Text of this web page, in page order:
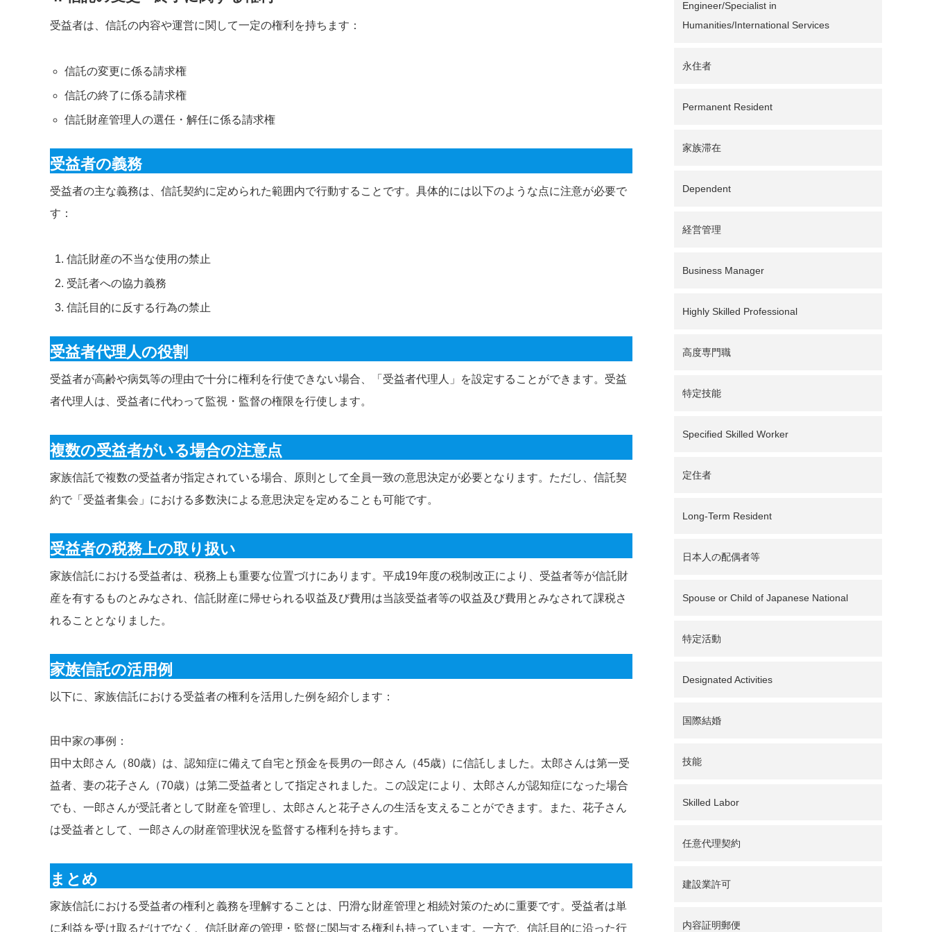
受益者は、信託の内容や運営に関して一定の権利を持ちます：
信託の変更に係る請求権
信託の終了に係る請求権
信託財産管理人の選任・解任に係る請求権
受益者の義務
受益者の主な義務は、信託契約に定められた範囲内で行動することです。具体的には以下のような点に注意が必要で
す：
信託財産の不当な使用の禁止
受託者への協力義務
信託目的に反する行為の禁止
受益者代理人の役割
受益者が高齢や病気等の理由で十分に権利を行使できない場合、「受益者代理人」を設定することができます。受益
者代理人は、受益者に代わって監視・監督の権限を行使します。
複数の受益者がいる場合の注意点
家族信託で複数の受益者が指定されている場合、原則として全員一致の意思決定が必要となります。ただし、信託契
約で「受益者集会」における多数決による意思決定を定めることも可能です。
受益者の税務上の取り扱い
家族信託における受益者は、税務上も重要な位置づけにあります。平成19年度の税制改正により、受益者等が信託財
産を有するものとみなされ、信託財産に帰せられる収益及び費用は当該受益者等の収益及び費用とみなされて課税さ
れることとなりました。
家族信託の活用例
以下に、家族信託における受益者の権利を活用した例を紹介します：
田中家の事例：
田中太郎さん（80歳）は、認知症に備えて自宅と預金を長男の一郎さん（45歳）に信託しました。太郎さんは第一受
益者、妻の花子さん（70歳）は第二受益者として指定されました。この設定により、太郎さんが認知症になった場合
でも、一郎さんが受託者として財産を管理し、太郎さんと花子さんの生活を支えることができます。また、花子さん
は受益者として、一郎さんの財産管理状況を監督する権利を持ちます。
まとめ
家族信託における受益者の権利と義務を理解することは、円滑な財産管理と相続対策のために重要です。受益者は単
に利益を受け取るだけでなく、信託財産の管理・監督に関与する権利も持っています。一方で、信託目的に沿った行
Engineer/Specialist in
Humanities/International Services
永住者
Permanent Resident
家族滞在
Dependent
経営管理
Business Manager
Highly Skilled Professional
高度専門職
特定技能
Specified Skilled Worker
定住者
Long-Term Resident
日本人の配偶者等
Spouse or Child of Japanese National
特定活動
Designated Activities
国際結婚
技能
Skilled Labor
任意代理契約
建設業許可
内容証明郵便